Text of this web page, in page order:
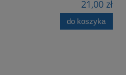
21,00 zł
do koszyka